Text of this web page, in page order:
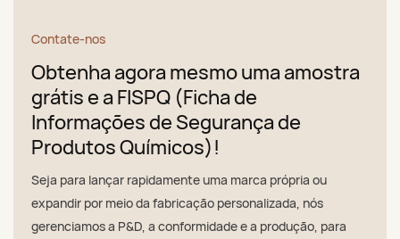
Contate-nos
Obtenha agora mesmo uma amostra
grátis e a FISPQ (Ficha de
Informações de Segurança de
Produtos Químicos)!
Seja para lançar rapidamente uma marca própria ou
expandir por meio da fabricação personalizada, nós
gerenciamos a P&D, a conformidade e a produção, para